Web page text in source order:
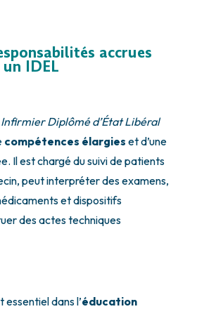
accrues
IDEL
Infirmier Diplômé d’État Libéral
compétences élargies et d’une
Il est chargé du suivi de patients
peut interpréter des examens,
et dispositifs
des actes techniques
essentiel dans l’éducation